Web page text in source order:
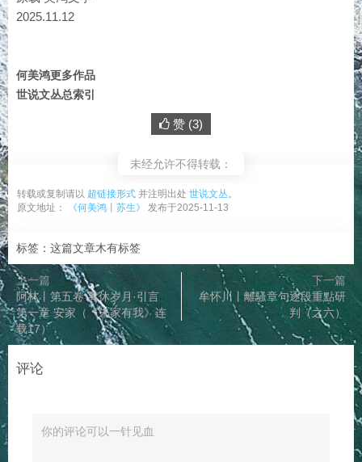
2025.11.12
何美鸿更多作品
世说文丛总索引
赞 (3)
未经允许不得转载：
转载或复制请以 超链接形式 并注明出处 世说文丛。
原文地址：
《何美鸿丨苏生》 发布于2025-11-13
标签：这篇文章木有标签
上一篇
阿林丨第五卷 离休岁月·引言
第一章 安家（《朱家有我》连
载17）
下一篇
牟怀川丨離騷章句逐段重點研
判（之六）
评论